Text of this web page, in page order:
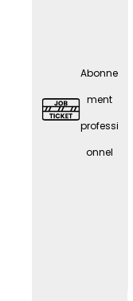
Abonne
ment
professi
onnel